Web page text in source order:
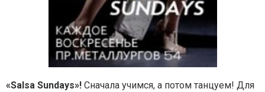
«Salsa Sundays»! Сначала учимся, а потом танцуем! Для